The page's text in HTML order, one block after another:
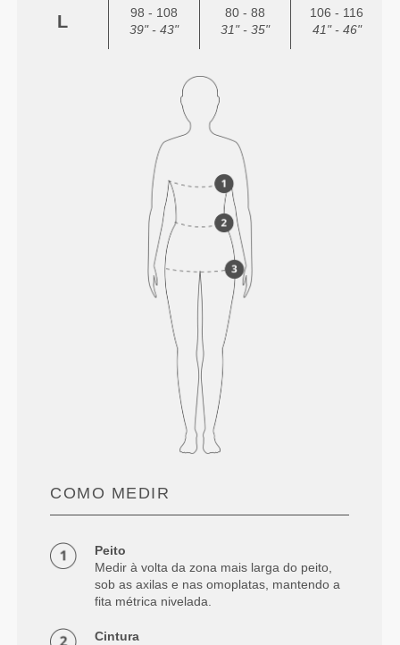
L
98 - 108
39" - 43"
80 - 88
31" - 35"
106 - 116
41" - 46"
COMO MEDIR
Peito
Medir à volta da zona mais larga do peito,
sob as axilas e nas omoplatas, mantendo a
fita métrica nivelada.
Cintura